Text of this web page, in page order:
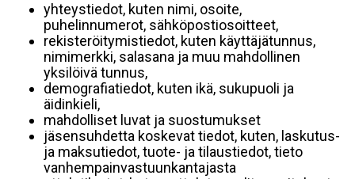
yhteystiedot, kuten nimi, osoite,
puhelinnumerot, sähköpostiosoitteet,
rekisteröitymistiedot, kuten käyttäjätunnus,
nimimerkki, salasana ja muu mahdollinen
yksilöivä tunnus,
demografiatiedot, kuten ikä, sukupuoli ja
äidinkieli,
mahdolliset luvat ja suostumukset
jäsensuhdetta koskevat tiedot, kuten, laskutus-
ja maksutiedot, tuote- ja tilaustiedot, tieto
vanhempainvastuunkantajasta